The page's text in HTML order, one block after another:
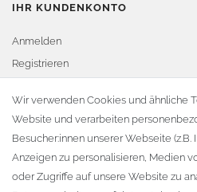
IHR KUNDENKONTO
Anmelden
Registrieren
Warenkorb
Zur Kasse
KONTAKT
Fa. Steffen Jost
Wir verwenden Cookies und ähnliche
Website und verarbeiten
Besucher:innen unserer Webseite (z.B.
Anzeigen zu personalisieren, Medien
oder Zugriffe auf unsere Website zu